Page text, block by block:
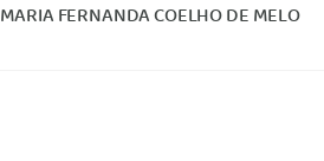
MARIA FERNANDA COELHO DE MELO